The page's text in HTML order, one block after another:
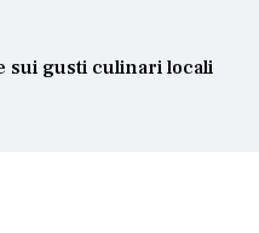
sui gusti culinari locali